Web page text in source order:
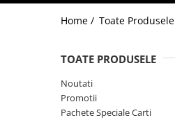
Spiritualitate - Ezoterism
AngelConnection
Chiromantie
Dezvoltare Spirituala
Home / Toate Produsele
TOATE PRODUSELE
Noutati
Promotii
Pachete Speciale Carti